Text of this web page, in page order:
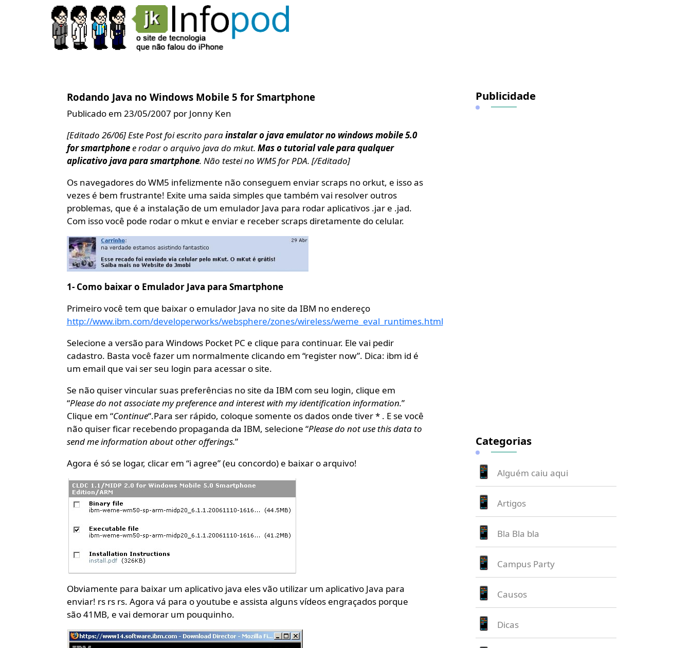
Rodando Java no Windows Mobile 5 for Smartphone
Publicado em 23/05/2007 por Jonny Ken
[Editado 26/06] Este Post foi escrito parainstalar o java emulator no windows mobile 5.0
for smartphonee rodar o arquivo java do mkut. Mas o tutorial vale para qualquer
aplicativo java para smartphone. Não testei no WM5 for PDA. [/Editado]
Os navegadores do WM5 infelizmente não conseguem enviar scraps no orkut, e isso as
vezes é bem frustrante! Exite uma saida simples que também vai resolver outros
problemas, que é a instalação de um emulador Java para rodar aplicativos .jar e .jad.
Com isso você pode rodar o mkut e enviar e receber scraps diretamente do celular.
1- Como baixar o Emulador Java para Smartphone
Primeiro você tem que baixar o emulador Java no site da IBM no endereço
http://www.ibm.com/developerworks/websphere/zones/wireless/weme_eval_runtimes.html
Selecione a versão para Windows Pocket PC e clique para continuar. Ele vai pedir
cadastro. Basta você fazer um normalmente clicando em “register now”. Dica: ibm id é
um email que vai ser seu login para acessar o site.
Se não quiser vincular suas preferências no site da IBM com seu login, clique em
“Please do not associate my preference and interest with my identification information.”
Clique em “Continue“.Para ser rápido, coloque somente os dados onde tiver * . E se você
não quiser ficar recebendo propaganda da IBM, selecione “Please do not use this data to
send me information about other offerings.”
Agora é só se logar, clicar em “i agree” (eu concordo) e baixar o arquivo!
Obviamente para baixar um aplicativo java eles vão utilizar um aplicativo Java para
enviar! rs rs rs. Agora vá para o youtube e assista alguns vídeos engraçados porque
são 41MB, e vai demorar um pouquinho.
Publicidade
Categorias
Alguém caiu aqui
Artigos
Bla Bla bla
Campus Party
Causos
Dicas